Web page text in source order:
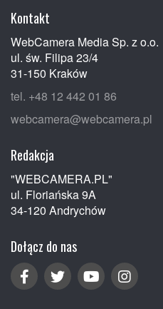
Kontakt
WebCamera Media Sp. z o.o.
ul. św. Filipa 23/4
31-150 Kraków
tel. +48 12 442 01 86
webcamera@webcamera.pl
Redakcja
"WEBCAMERA.PL"
ul. Floriańska 9A
34-120 Andrychów
Dołącz do nas